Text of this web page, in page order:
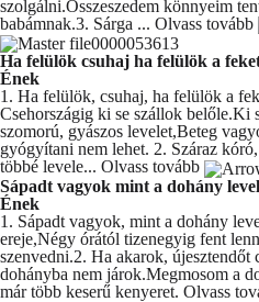
szolgálni.Összeszedem könnyeim
babámnak.3. Sárga ... Olvass tovább
Ha felülök csuhaj ha felülök a
Ének
1. Ha felülök, csuhaj, ha felülök a
Csehországig ki se szállok belőle.Ki
szomorú, gyászos levelet,Beteg
gyógyítani nem lehet. 2. Száraz
többé levele... Olvass tovább
Sápadt vagyok mint a dohány
Ének
1. Sápadt vagyok, mint a dohány
ereje,Négy órától tizenegyig fent
szenvedni.2. Ha akarok, újesztendőt
dohányba nem járok.Megmosom a
már több keserű kenyeret. Olvass